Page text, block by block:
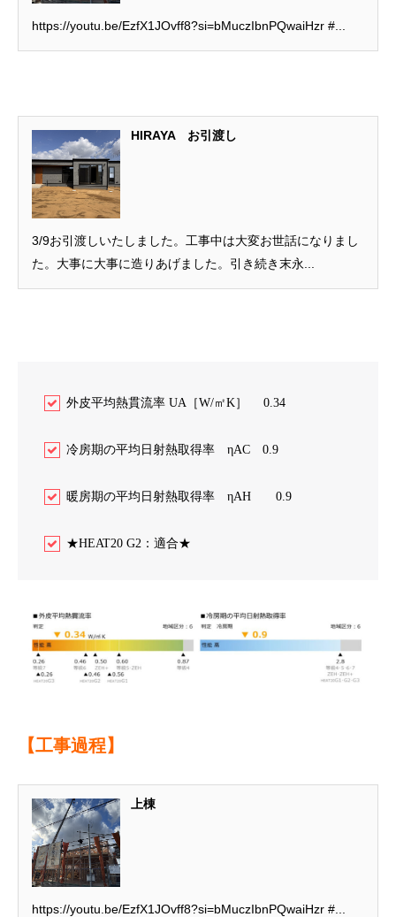
https://youtu.be/EzfX1JOvff8?si=bMuczIbnPQwaiHzr #...
HIRAYA お引渡し
3/9お引渡しいたしました。工事中は大変お世話になりまし
た。大事に大事に造りあげました。引き続き末永...
外皮平均熱貫流率 UA［W/㎡K］ 0.34
冷房期の平均日射熱取得率 ηAC 0.9
暖房期の平均日射熱取得率 ηAH 0.9
★HEAT20 G2：適合★
【工事過程】
上棟
https://youtu.be/EzfX1JOvff8?si=bMuczIbnPQwaiHzr #...